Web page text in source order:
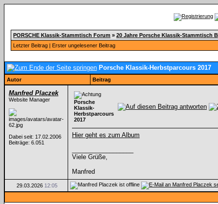
PORSCHE Klassik-Stammtisch Forum » 20 Jahre Porsche Klassik-Stammtisch
Letzter Beitrag | Erster ungelesener Beitrag
Porsche Klassik-Herbstparcours 2017
Autor Beitrag
Manfred Placzek
Website Manager
Dabei seit: 17.02.2006
Beiträge: 6.051
Porsche
Klassik-
Herbstparcours
2017
Hier geht es zum Album
Viele Grüße,
Manfred
29.03.2026 12:05